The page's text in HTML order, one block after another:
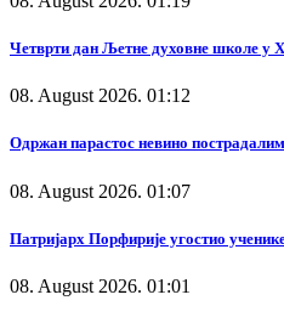
Четврти дан Љетне духовне школе у
08. August 2026. 01:12
Одржан парастос невино
08. August 2026. 01:07
Патријарх Порфирије угостио
08. August 2026. 01:01